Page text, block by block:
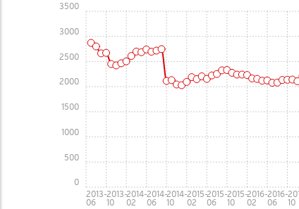
2013-
06
2013-
10
2014-
02
2014-
06
2014-
10
2015-
02
2015-
06
2015-
10
2016-
02
2016-
06
10
0
500
1000
1500
2000
2500
3000
3500